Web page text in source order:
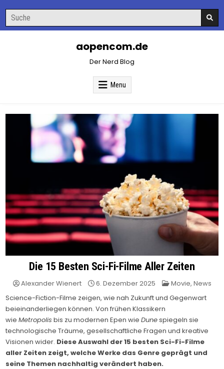
content
Search
for:
aopencom.de
Der Nerd Blog
Menu
Die 15 Besten Sci-Fi-Filme Aller Zeiten
Alexander Wienert 6. Dezember 2025 Posted
Movie, News
Science-Fiction-Filme zeigen, wie nah Zukunft und Gegenwart
beieinanderliegen können. Von frühen Klassikern
wieMetropolis bis zu modernen Epen wieDunespiegeln sie
technologische Träume, gesellschaftliche Fragen und kreative
Visionen wider. Diese Auswahl der 15 besten Sci-Fi-Filme
aller Zeiten zeigt, welche Werke das Genre geprägt und
seine Themen nachhaltig verändert haben.